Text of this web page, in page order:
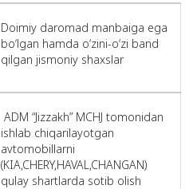
Doimiy daromad manbaiga ega
bo‘lgan hamda o‘zini-o‘zi band
qilgan jismoniy shaxslar
ADM “Jizzakh” MCHJ tomonidan
ishlab chiqarilayotgan
avtomobillarni
(KIA,CHERY,HAVAL,CHANGAN)
qulay shartlarda sotib olish